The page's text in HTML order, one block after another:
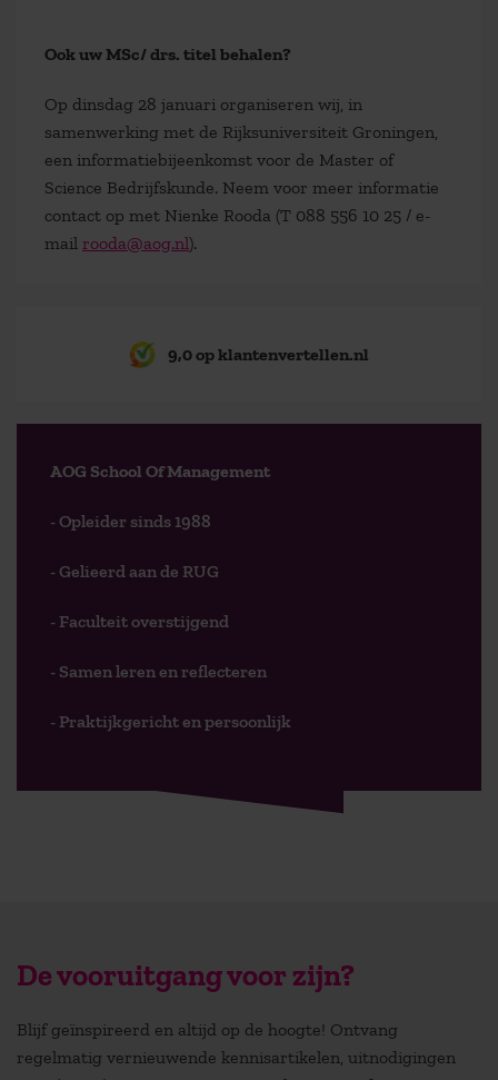
Ook uw MSc/ drs. titel behalen?
Op dinsdag 28 januari organiseren wij, in
samenwerking met de Rijksuniversiteit Groningen,
een informatiebijeenkomst voor de Master of
Science Bedrijfskunde. Neem voor meer informatie
contact op met Nienke Rooda (T 088 556 10 25 / e-
mail rooda@aog.nl).
9,0 op klantenvertellen.nl
AOG School Of Management
- Opleider sinds 1988
- Gelieerd aan de RUG
- Faculteit overstijgend
- Samen leren en reflecteren
- Praktijkgericht en persoonlijk
De vooruitgang voor zijn?
Blijf geïnspireerd en altijd op de hoogte! Ontvang
regelmatig vernieuwende kennisartikelen, uitnodigingen